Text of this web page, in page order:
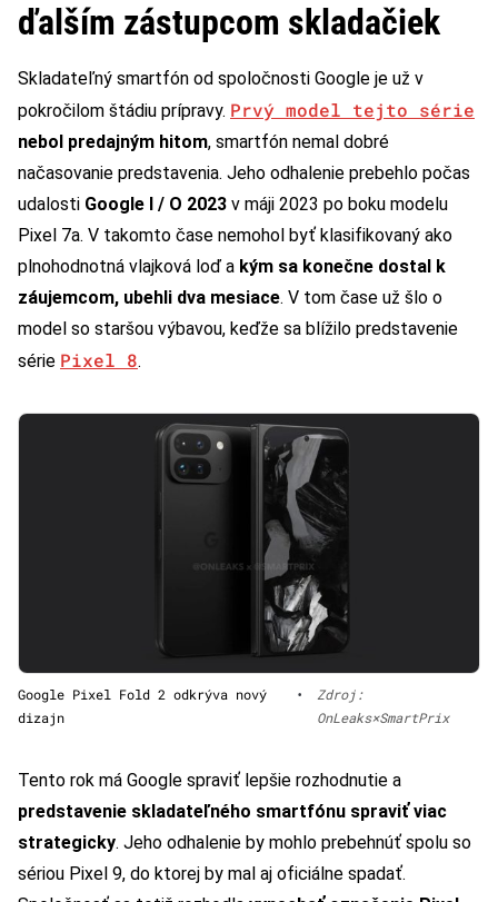
ďalším zástupcom skladačiek
Skladateľný smartfón od spoločnosti Google je už v
pokročilom štádiu prípravy. Prvý model tejto série
nebol predajným hitom, smartfón nemal dobré
načasovanie predstavenia. Jeho odhalenie prebehlo počas
udalosti Google I / O 2023 v máji 2023 po boku modelu
Pixel 7a. V takomto čase nemohol byť klasifikovaný ako
plnohodnotná vlajková loď a kým sa konečne dostal k
záujemcom, ubehli dva mesiace. V tom čase už šlo o
model so staršou výbavou, keďže sa blížilo predstavenie
série Pixel 8.
Google Pixel Fold 2 odkrýva nový
dizajn
•
Zdroj:
OnLeaks×SmartPrix
Tento rok má Google spraviť lepšie rozhodnutie a
predstavenie skladateľného smartfónu spraviť viac
strategicky. Jeho odhalenie by mohlo prebehnúť spolu so
sériou Pixel 9, do ktorej by mal aj oficiálne spadať.